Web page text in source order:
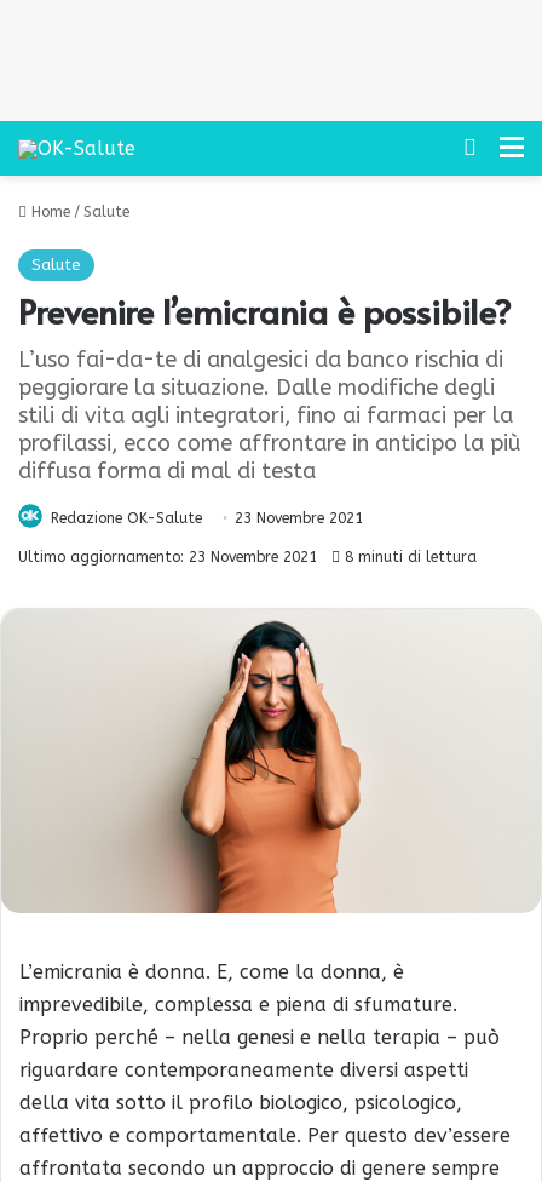
Cerca
Home / Salute
Salute
Prevenire l’emicrania è possibile?
L’uso fai-da-te di analgesici da banco rischia di
peggiorare la situazione. Dalle modifiche degli
stili di vita agli integratori, fino ai farmaci per la
profilassi, ecco come affrontare in anticipo la più
diffusa forma di mal di testa
Redazione OK-Salute 23 Novembre 2021
Ultimo aggiornamento: 23 Novembre 2021 8 minuti di lettura
L’emicrania è donna. E, come la donna, è
imprevedibile, complessa e piena di sfumature.
Proprio perché – nella genesi e nella terapia – può
riguardare contemporaneamente diversi aspetti
della vita sotto il profilo biologico, psicologico,
affettivo e comportamentale. Per questo dev’essere
affrontata secondo un approccio di genere sempre